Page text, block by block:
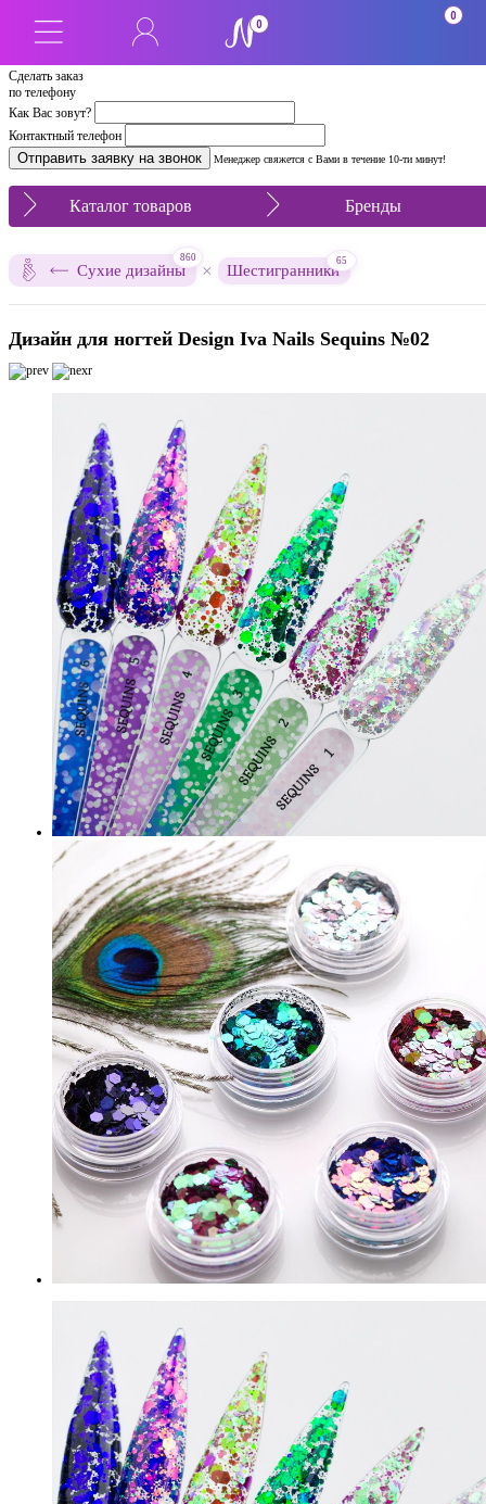
Сделать заказ
по телефону
Как Вас зовут?
Контактный телефон
Менеджер свяжется с Вами в течение 10-ти минут!
0
0
Каталог товаров Бренды
Сухие дизайны
860
× Шестигранники
65
Дизайн для ногтей Design Iva Nails Sequins №02